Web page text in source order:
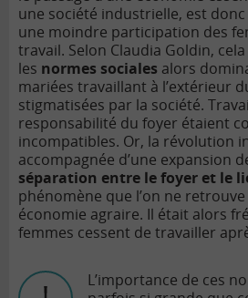
une société industrielle, est
une moindre participation des
travail. Selon Claudia Goldin,
les normes sociales alors
mariées travaillant à l’extérieur
stigmatisées par la société.
responsabilité du foyer étaient
incompatibles. Or, la révolution
accompagnée d’une expansion
séparation entre le foyer et le
phénomène que l’on ne
économie agraire. Il était alors
femmes cessent de travailler
L’importance de ces